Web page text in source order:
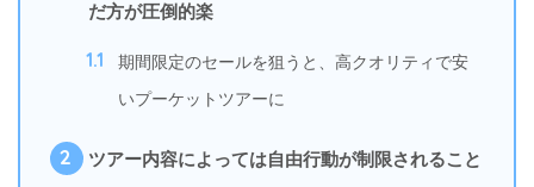
だ方が圧倒的楽
1.1
期間限定のセールを狙うと、高クオリティで安
いプーケットツアーに
2 ツアー内容によっては自由行動が制限されること